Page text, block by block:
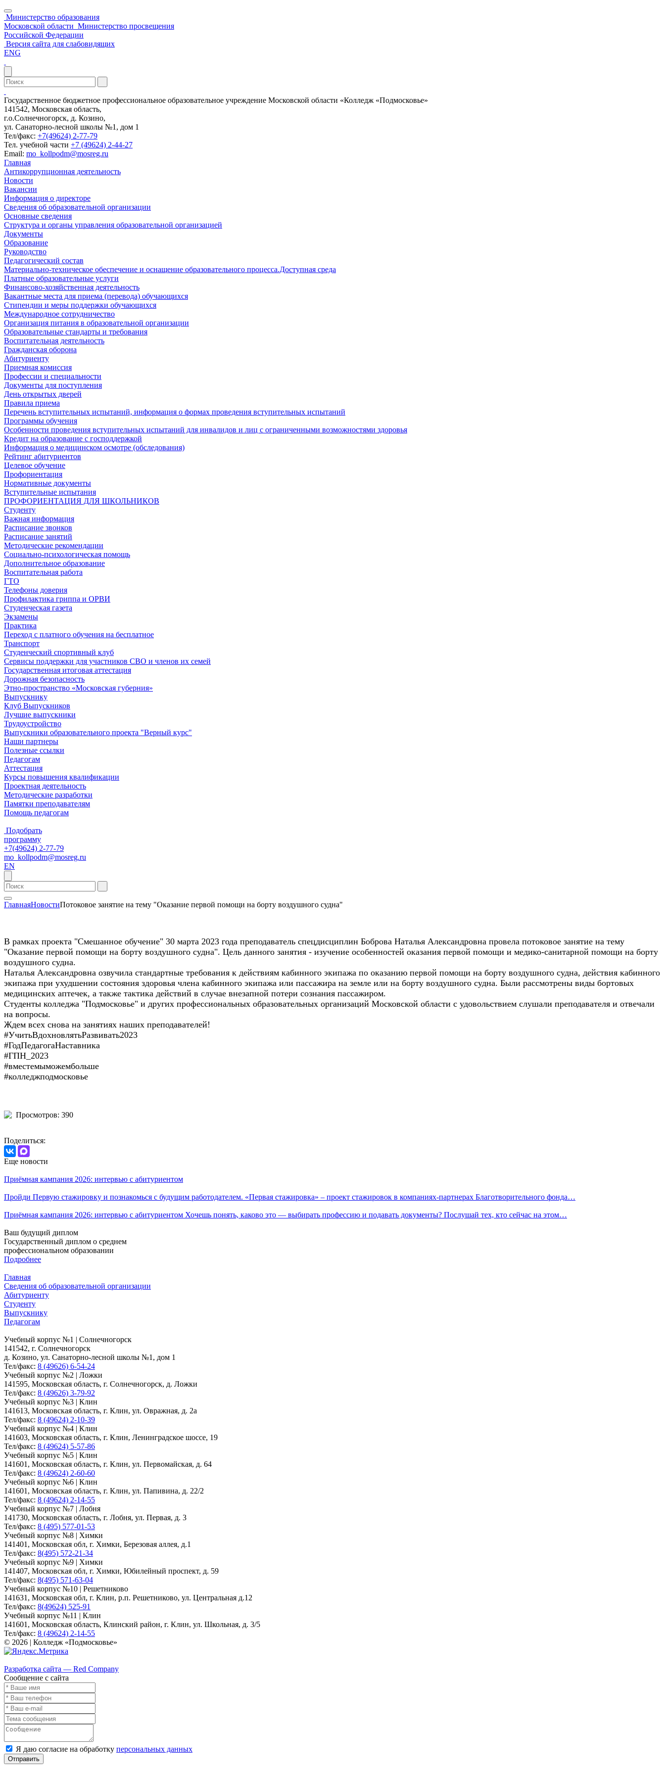
Министерство образования
Московской области Министерство просвещения
Российской Федерации
Версия сайта для слабовидящих
ENG
Государственное бюджетное профессиональное образовательное учреждение Московской области «Колледж «Подмосковье»
141542, Московская область,
г.о.Солнечногорск, д. Козино,
ул. Санаторно-лесной школы №1, дом 1
Тел/факс: +7(49624) 2-77-79
Тел. учебной части +7 (49624) 2-44-27
Email: mo_kollpodm@mosreg.ru
Главная
Антикоррупционная деятельность
Новости
Вакансии
Информация о директоре
Сведения об образовательной организации
Основные сведения
Структура и органы управления образовательной организацией
Документы
Образование
Руководство
Педагогический состав
Материально-техническое обеспечение и оснащение образовательного процесса.Доступная среда
Платные образовательные услуги
Финансово-хозяйственная деятельность
Вакантные места для приема (перевода) обучающихся
Стипендии и меры поддержки обучающихся
Международное сотрудничество
Организация питания в образовательной организации
Образовательные стандарты и требования
Воспитательная деятельность
Гражданская оборона
Абитуриенту
Приемная комиссия
Профессии и специальности
Документы для поступления
День открытых дверей
Правила приема
Перечень вступительных испытаний, информация о формах проведения вступительных испытаний
Программы обучения
Особенности проведения вступительных испытаний для инвалидов и лиц с ограниченными возможностями здоровья
Кредит на образование с господдержкой
Информация о медицинском осмотре (обследования)
Рейтинг абитуриентов
Целевое обучение
Профориентация
Нормативные документы
Вступительные испытания
ПРОФОРИЕНТАЦИЯ ДЛЯ ШКОЛЬНИКОВ
Студенту
Важная информация
Расписание звонков
Расписание занятий
Методические рекомендации
Социально-психологическая помощь
Дополнительное образование
Воспитательная работа
ГТО
Телефоны доверия
Профилактика гриппа и ОРВИ
Cтуденческая газета
Экзамены
Практика
Переход с платного обучения на бесплатное
Транспорт
Студенческий спортивный клуб
Сервисы поддержки для участников СВО и членов их семей
Государственная итоговая аттестация
Дорожная безопасность
Этно-пространство «Московская губерния»
Выпускнику
Клуб Выпускников
Лучшие выпускники
Трудоустройство
Выпускники образовательного проекта "Верный курс"
Наши партнеры
Полезные ссылки
Педагогам
Аттестация
Курсы повышения квалификации
Проектная деятельность
Методические разработки
Памятки преподавателям
Помощь педагогам
Подобрать
программу
+7(49624) 2-77-79
mo_kollpodm@mosreg.ru
EN
ГлавнаяНовостиПотоковое занятие на тему "Оказание первой помощи на борту воздушного судна"
В рамках проекта "Смешанное обучение" 30 марта 2023 года преподаватель спецдисциплин Боброва Наталья Александровна провела потоковое занятие на тему
"Оказание первой помощи на борту воздушного судна". Цель данного занятия - изучение особенностей оказания первой помощи и медико-санитарной помощи на борту
воздушного судна.
Наталья Александровна озвучила стандартные требования к действиям кабинного экипажа по оказанию первой помощи на борту воздушного судна, действия кабинного
экипажа при ухудшении состояния здоровья члена кабинного экипажа или пассажира на земле или на борту воздушного судна. Были рассмотрены виды бортовых
медицинских аптечек, а также тактика действий в случае внезапной потери сознания пассажиром.
Студенты колледжа "Подмосковье" и других профессиональных образовательных организаций Московской области с удовольствием слушали преподавателя и отвечали
на вопросы.
Ждем всех снова на занятиях наших преподавателей!
#УчитьВдохновлятьРазвивать2023
#ГодПедагогаНаставника
#ГПН_2023
#вместемыможембольше
#колледжподмосковье
Просмотров: 390
Поделиться:
Еще новости
Приёмная кампания 2026: интервью с абитуриентом
Пройди Первую стажировку и познакомься с будущим работодателем. «Первая стажировка» – проект стажировок в компаниях-партнерах Благотворительного фонда…
Приёмная кампания 2026: интервью с абитуриентом Хочешь понять, каково это — выбирать профессию и подавать документы? Послушай тех, кто сейчас на этом…
Ваш будущий диплом
Государственный диплом о среднем
профессиональном образовании
Подробнее
Главная
Сведения об образовательной организации
Абитуриенту
Студенту
Выпускнику
Педагогам
Учебный корпус №1 | Солнечногорск
141542, г. Солнечногорск
д. Козино, ул. Санаторно-лесной школы №1, дом 1
Тел/факс: 8 (49626) 6-54-24
Учебный корпус №2 | Ложки
141595, Московская область, г. Солнечногорск, д. Ложки
Тел/факс: 8 (49626) 3-79-92
Учебный корпус №3 | Клин
141613, Московская область, г. Клин, ул. Овражная, д. 2а
Тел/факс: 8 (49624) 2-10-39
Учебный корпус №4 | Клин
141603, Московская область, г. Клин, Ленинградское шоссе, 19
Тел/факс: 8 (49624) 5-57-86
Учебный корпус №5 | Клин
141601, Московская область, г. Клин, ул. Первомайская, д. 64
Тел/факс: 8 (49624) 2-60-60
Учебный корпус №6 | Клин
141601, Московская область, г. Клин, ул. Папивина, д. 22/2
Тел/факс: 8 (49624) 2-14-55
Учебный корпус №7 | Лобня
141730, Московская область, г. Лобня, ул. Первая, д. 3
Тел/факс: 8 (495) 577-01-53
Учебный корпус №8 | Химки
141401, Московская обл, г. Химки, Березовая аллея, д.1
Тел/факс: 8(495) 572-21-34
Учебный корпус №9 | Химки
141407, Московская обл, г. Химки, Юбилейный проспект, д. 59
Тел/факс: 8(495) 571-63-04
Учебный корпус №10 | Решетниково
141631, Московская обл, г. Клин, р.п. Решетниково, ул. Центральная д.12
Тел/факс: 8(49624) 525-91
Учебный корпус №11 | Клин
141601, Московская область, Клинский район, г. Клин, ул. Школьная, д. 3/5
Тел/факс: 8 (49624) 2-14-55
© 2026 | Колледж «Подмосковье»
Разработка сайта — Red Company
Сообщение с сайта
Я даю согласие на обработку персональных данных
Отправить